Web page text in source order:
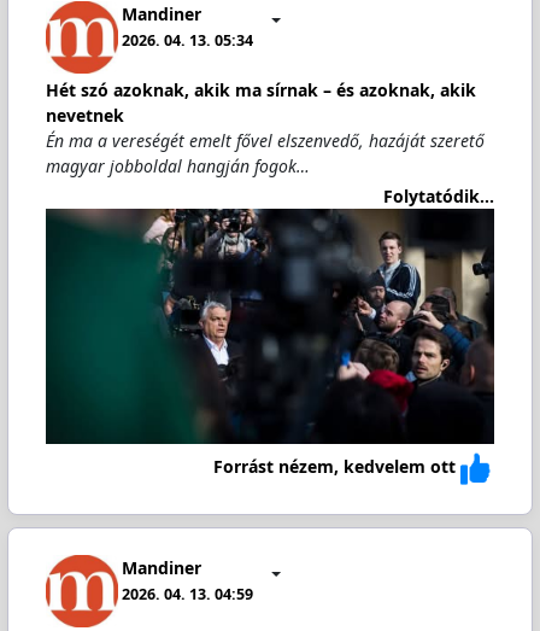
Mandiner
2026. 04. 13. 05:34
Hét szó azoknak, akik ma sírnak – és azoknak, akik
nevetnek
Én ma a vereségét emelt fővel elszenvedő, hazáját szerető
magyar jobboldal hangján fogok…
Folytatódik...
Forrást nézem, kedvelem ott
Mandiner
2026. 04. 13. 04:59